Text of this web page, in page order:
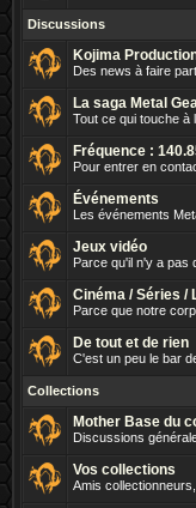
Discussions
Kojima
Des news à faire
La saga Metal
Tout ce qui touche à
Fréquence :
Pour entrer en
Événements
Les événements
Jeux vidéo
Parce qu'il n'y a pas
Cinéma / Séries /
Parce que notre
De tout et de rien
C'est un peu le bar
Collections
Mother Base du
Discussions
Vos collections
Amis